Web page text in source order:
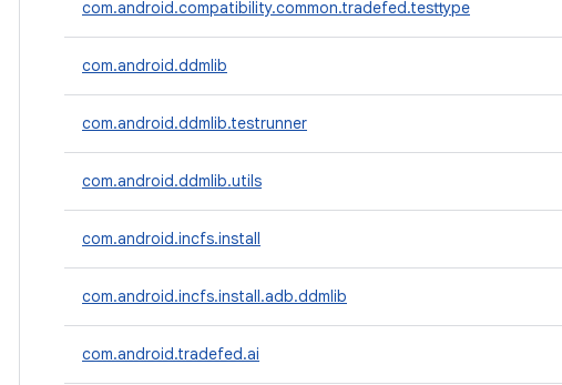
com.android.compatibility.common.tradefed.testtype
com.android.ddmlib
com.android.ddmlib.testrunner
com.android.ddmlib.utils
com.android.incfs.install
com.android.incfs.install.adb.ddmlib
com.android.tradefed.ai